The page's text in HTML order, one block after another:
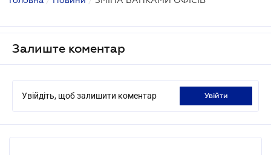
Залиште коментар
Увійдіть, щоб залишити коментар увійти